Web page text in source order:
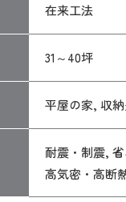
在来工法
31～40坪
平屋の家, 収
耐震・制震,
高気密・高断